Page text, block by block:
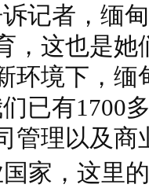
记者，缅
，这也是她
环境下，缅
已有1700
管理以及商
家，这里